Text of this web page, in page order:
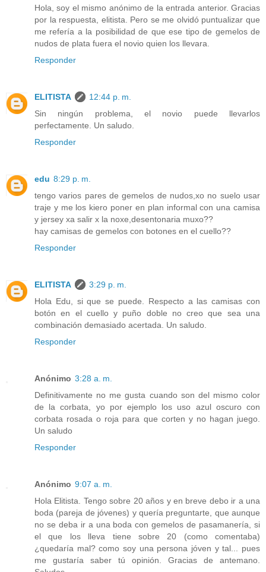
Hola, soy el mismo anónimo de la entrada anterior. Gracias
por la respuesta, elitista. Pero se me olvidó puntualizar que
me refería a la posibilidad de que ese tipo de gemelos de
nudos de plata fuera el novio quien los llevara.
Responder
ELITISTA
12:44 p. m.
Sin ningún problema, el novio puede llevarlos
perfectamente. Un saludo.
Responder
edu 8:29 p. m.
tengo varios pares de gemelos de nudos,xo no suelo usar
traje y me los kiero poner en plan informal con una camisa
y jersey xa salir x la noxe,desentonaria muxo??
hay camisas de gemelos con botones en el cuello??
Responder
ELITISTA
3:29 p. m.
Hola Edu, si que se puede. Respecto a las camisas con
botón en el cuello y puño doble no creo que sea una
combinación demasiado acertada. Un saludo.
Responder
Anónimo 3:28 a. m.
Definitivamente no me gusta cuando son del mismo color
de la corbata, yo por ejemplo los uso azul oscuro con
corbata rosada o roja para que corten y no hagan juego.
Un saludo
Responder
Anónimo 9:07 a. m.
Hola Elitista. Tengo sobre 20 años y en breve debo ir a una
boda (pareja de jóvenes) y quería preguntarte, que aunque
no se deba ir a una boda con gemelos de pasamanería, si
el que los lleva tiene sobre 20 (como comentaba)
¿quedaría mal? como soy una persona jóven y tal... pues
me gustaría saber tú opinión. Gracias de antemano.